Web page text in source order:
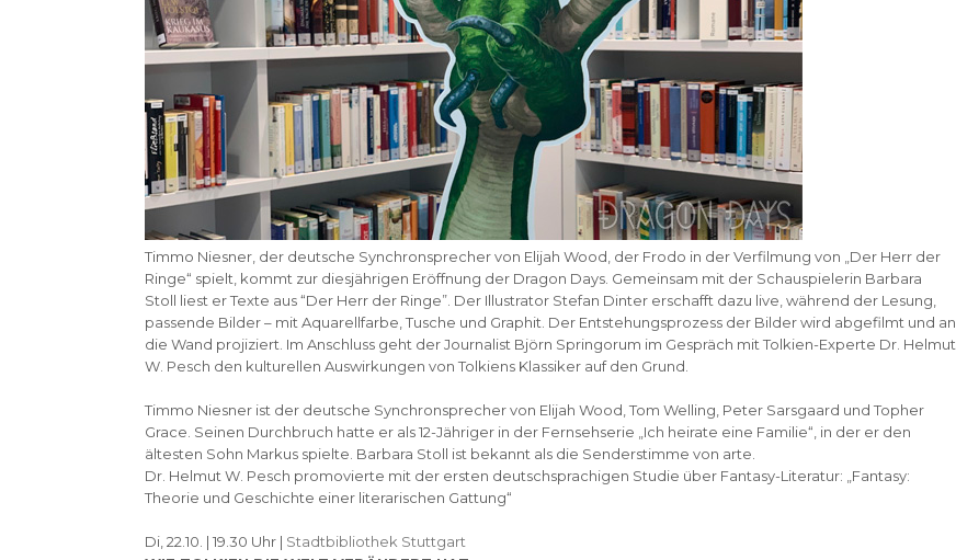
Timmo Niesner, der deutsche Synchronsprecher von Elijah Wood, der Frodo in der Verfilmung von „Der Herr der
Ringe“ spielt, kommt zur diesjährigen Eröffnung der Dragon Days. Gemeinsam mit der Schauspielerin Barbara
Stoll liest er Texte aus “Der Herr der Ringe”. Der Illustrator Stefan Dinter erschafft dazu live, während der Lesung,
passende Bilder – mit Aquarellfarbe, Tusche und Graphit. Der Entstehungsprozess der Bilder wird abgefilmt und an
die Wand projiziert. Im Anschluss geht der Journalist Björn Springorum im Gespräch mit Tolkien-Experte Dr. Helmut
W. Pesch den kulturellen Auswirkungen von Tolkiens Klassiker auf den Grund.
Timmo Niesner ist der deutsche Synchronsprecher von Elijah Wood, Tom Welling, Peter Sarsgaard und Topher
Grace. Seinen Durchbruch hatte er als 12-Jähriger in der Fernsehserie „Ich heirate eine Familie“, in der er den
ältesten Sohn Markus spielte. Barbara Stoll ist bekannt als die Senderstimme von arte.
Dr. Helmut W. Pesch promovierte mit der ersten deutschsprachigen Studie über Fantasy-Literatur: „Fantasy:
Theorie und Geschichte einer literarischen Gattung“
Di, 22.10. | 19.30 Uhr | Stadtbibliothek Stuttgart